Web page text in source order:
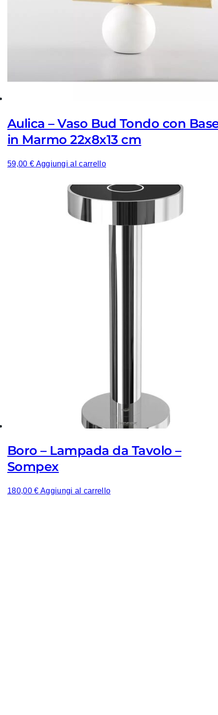
Aulica – Vaso Bud Tondo con
in Marmo 22x8x13 cm
59,00 € Aggiungi al carrello
Boro – Lampada da Tavolo –
Sompex
180,00€ Aggiungi al carrello